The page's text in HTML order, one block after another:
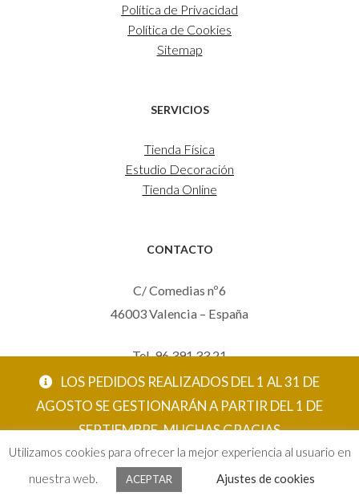
LOS PEDIDOS REALIZADOS DEL 1 AL 31 DE
AGOSTO SE GESTIONARÁN A PARTIR DEL 1 DE
SEPTIEMBRE. MUCHAS GRACIAS
ACEPTAR
Política de Privacidad
Política de Cookies
Sitemap
SERVICIOS
Tienda Física
Estudio Decoración
Tienda Online
CONTACTO
C/ Comedias nº6
46003 Valencia – España
Tel. 96 391 33 21
Mov. 620 123 461
carola@eltallerdecarola.com
Utilizamos cookies para ofrecer la mejor experiencia al usuario en
nuestra web.
ACEPTAR Ajustes de cookies